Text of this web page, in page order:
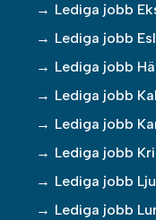
Lediga jobb
Lediga jobb
Lediga jobb
Lediga jobb
Lediga jobb
Lediga jobb
Lediga jobb
Lediga jobb